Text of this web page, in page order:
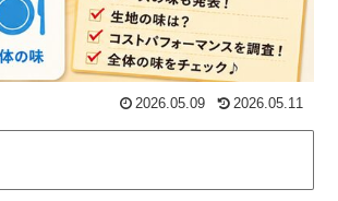
2026.05.09 2026.05.11